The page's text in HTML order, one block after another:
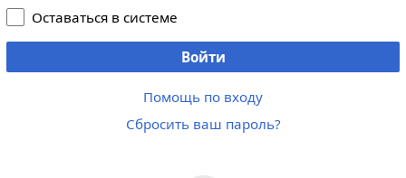
Оставаться в системе
Войти
Помощь по входу
Сбросить ваш пароль?